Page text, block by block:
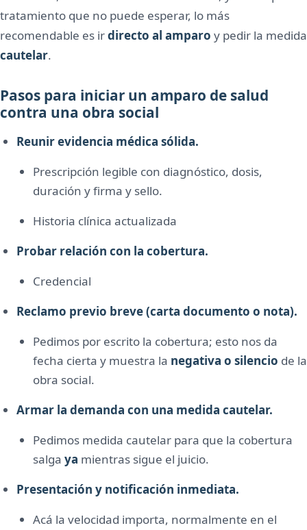
tratamiento que no puede esperar, lo más
recomendable es irdirecto al amparo y pedir la medida
cautelar.
Pasos para iniciar un amparo de salud
contra una obra social
Reunir evidencia médica sólida.
Prescripción legible con diagnóstico, dosis,
duración y firma y sello.
Historia clínica actualizada
Probar relación con la cobertura.
Credencial
Reclamo previo breve (carta documento o nota).
Pedimos por escrito la cobertura; esto nos da
fecha cierta y muestra la negativa o silencio de la
obra social.
Armar la demanda con una medida cautelar.
Pedimos medida cautelar para que la cobertura
salga ya mientras sigue el juicio.
Presentación y notificación inmediata.
Acá la velocidad importa, normalmente en el